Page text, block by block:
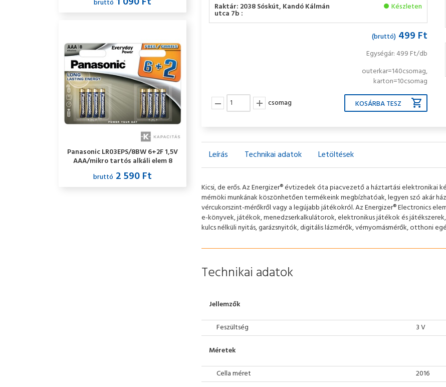
bruttó
Panasonic LR03EPS/8BW 6+2F 1,5V
AAA/mikro tartós alkáli elem 8
db/csomag
bruttó 2 590 Ft
Raktár: 2038 Sóskút, Kandó Kálmán
utca 7b :
Készleten
(bruttó) 499 Ft
Egységár: 499 Ft/db
outerkar=140csomag,
karton=10csomag
csomag
Leírás Technikai adatok Letöltések
Kicsi, de erős. Az Energizer® évtizedek óta piacvezető a háztartási elektronikai
mérnöki munkának köszönhetően termékeink megbízhatóak, legyen szó akár
vércukorszint-mérőkről vagy a legújabb játékokról. Az Energizer® Electronics
e-könyvek, játékok, menedzserkalkulátorok, elektronikus játékok és
kulcs nélküli nyitás, garázsnyitók, digitális lázmérők, vérnyomásmérők, otthoni
Technikai adatok
Jellemzők
Feszültség
3 V
Méretek
Cella méret
2016